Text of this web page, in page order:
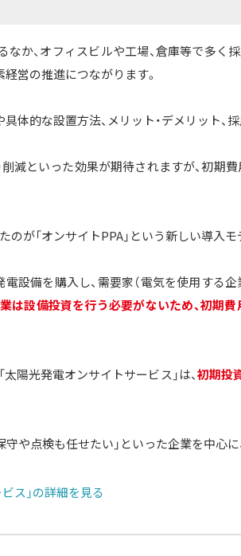
か、オフィスビルや工場、倉庫等で多く採
営の推進につながります。
体的な設置方法、メリット・デメリット、
減といった効果が期待されますが、初期
が「オンサイトPPA」という新しい導入モ
設備を購入し、需要家（電気を使用する
は設備投資を行う必要がないため、初期
陽光発電オンサイトサービス」は、初期投
守や点検も任せたい」といった企業を中心に
ス」の詳細を見る